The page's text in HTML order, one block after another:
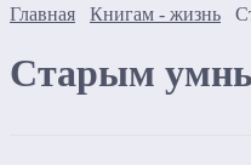
Главная
Книгам - жизнь
Старым